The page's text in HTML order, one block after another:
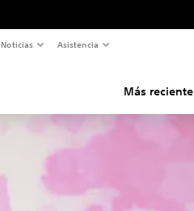
Noticias Asistencia
Más reciente